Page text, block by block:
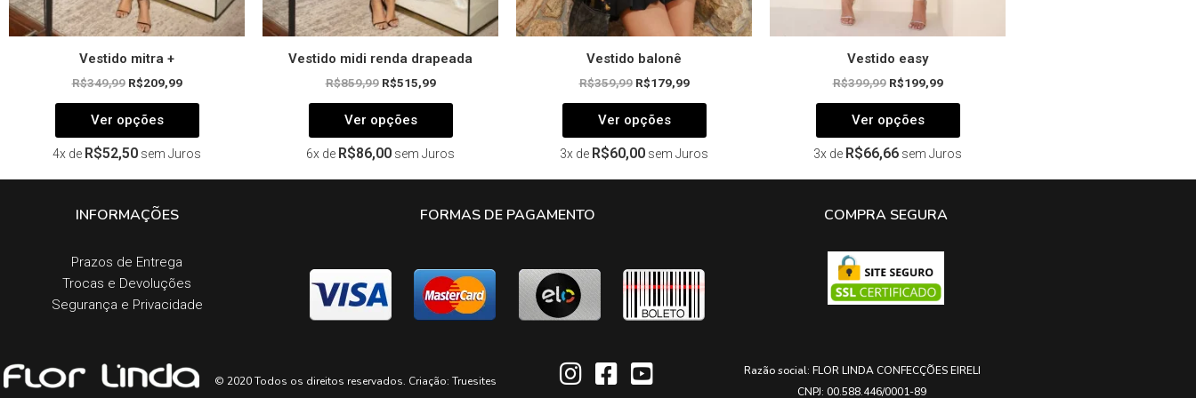
Vestido mitra +
R$349,99 R$209,99
Ver opções
produto
4x de R$52,50 sem Juros
Vestido midi renda drapeada
R$859,99 R$515,99
Ver opções
produto
6x de R$86,00 sem Juros
Vestido balonê
R$359,99 R$179,99
Ver opções
produto
3x de R$60,00 sem Juros
Vestido easy
R$399,99 R$199,99
Ver opções
3x de R$66,66 sem Juros
INFORMAÇÕES
Prazos de Entrega​
Trocas e Devoluções​
Segurança e Privacidade
FORMAS DE PAGAMENTO COMPRA SEGURA
© 2020 Todos os direitos reservados. Criação: Truesites
Razão social: FLOR LINDA CONFECÇÕES EIRELI
CNPJ: 00.588.446/0001-89